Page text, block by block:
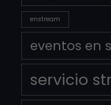
enstream
eventos en
servicio